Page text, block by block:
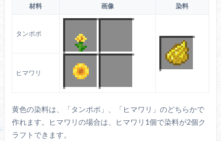
ーリップ
材料 画像 染料
タンポポ
ヒマワリ
黄色の染料は、「タンポポ」、「ヒマワリ」のどちらかで
作れます。ヒマワリの場合は、ヒマワリ1個で染料が2個ク
ラフトできます。